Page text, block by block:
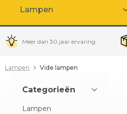
Lampen
Meer dan 30 jaar ervaring
Lampen Vide lampen
Categorieën
Lampen